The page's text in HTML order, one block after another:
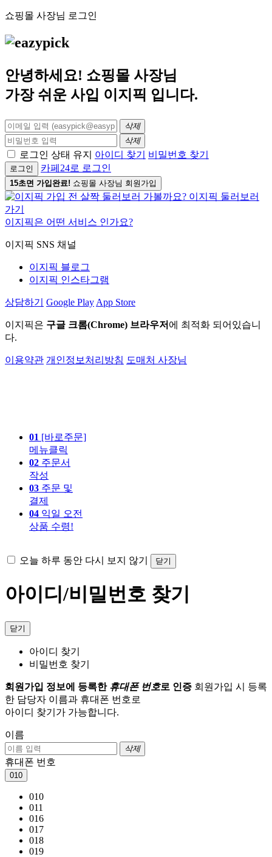
쇼핑몰 사장님 로그인
안녕하세요! 쇼핑몰 사장님
가장 쉬운 사입 이지픽 입니다.
삭제
삭제
로그인 상태 유지 아이디 찾기 비밀번호 찾기
로그인 카페24로 로그인
15초면 가입완료! 쇼핑몰 사장님 회원가입
이지픽은 어떤 서비스 인가요?
이지픽 SNS 채널
이지픽 블로그
이지픽 인스타그램
상담하기 Google Play App Store
이지픽은 구글 크롬(Chrome) 브라우저 에 최적화 되어있습니
다.
이용약관 개인정보처리방침 도매처 사장님
01 [바로주문]
메뉴클릭
02 주문서
작성
03 주문 및
결제
04 익일 오전
상품 수령!
오늘 하루 동안 다시 보지 않기 닫기
아이디/비밀번호 찾기
닫기
아이디 찾기
비밀번호 찾기
회원가입 정보에 등록한 휴대폰 번호로 인증 회원가입 시 등록
한 담당자 이름과 휴대폰 번호로
아이디 찾기가 가능합니다.
이름
삭제
휴대폰 번호
010
010
011
016
017
018
019